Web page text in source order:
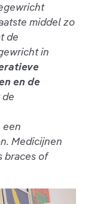
middel zo
de
in
en de
de
een
Medicijnen
braces of